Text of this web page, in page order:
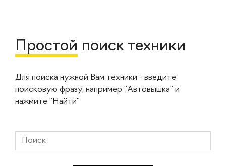
Простой поиск техники
Для поиска нужной Вам техники - введите
поисковую фразу, например "Автовышка" и
нажмите "Найти"